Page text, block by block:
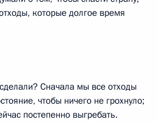
которые долгое время
Сначала мы все отходы
чтобы ничего не грохнуло;
постепенно выгребать.